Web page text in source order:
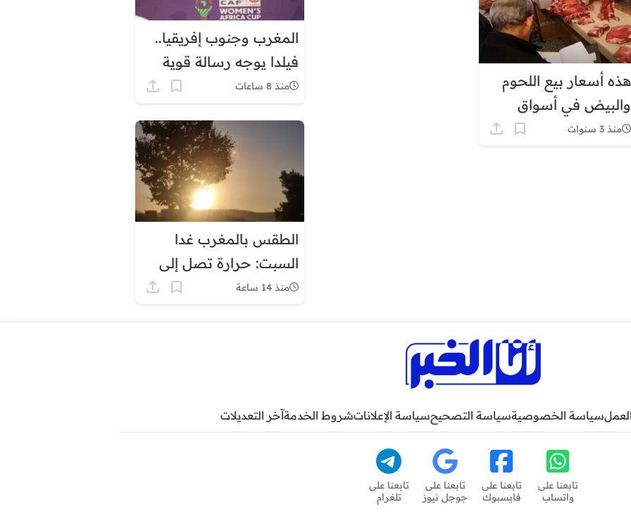
هذه أسعار بيع اللحوم
والبيض في أسواق
المغرب اليوم الأحد
منذ 3 سنوات
المغرب وجنوب إفريقيا..
فيلدا يوجه رسالة قوية
قبل ربع نهائي كأس
منذ 8 ساعات
الطقس بالمغرب غدا
السبت: حرارة تصل إلى
45 درجة وزخات رعديةمنذ 14 ساعة
سياسة الخصوصيةسياسة التصحيحسياسة الإعلاناتشروط الخدمةآخر التعديلات
تابعنا على
واتساب
تابعنا على
فايسبوك
تابعنا على
جوجل نيوز
تابعنا على
تلغرام